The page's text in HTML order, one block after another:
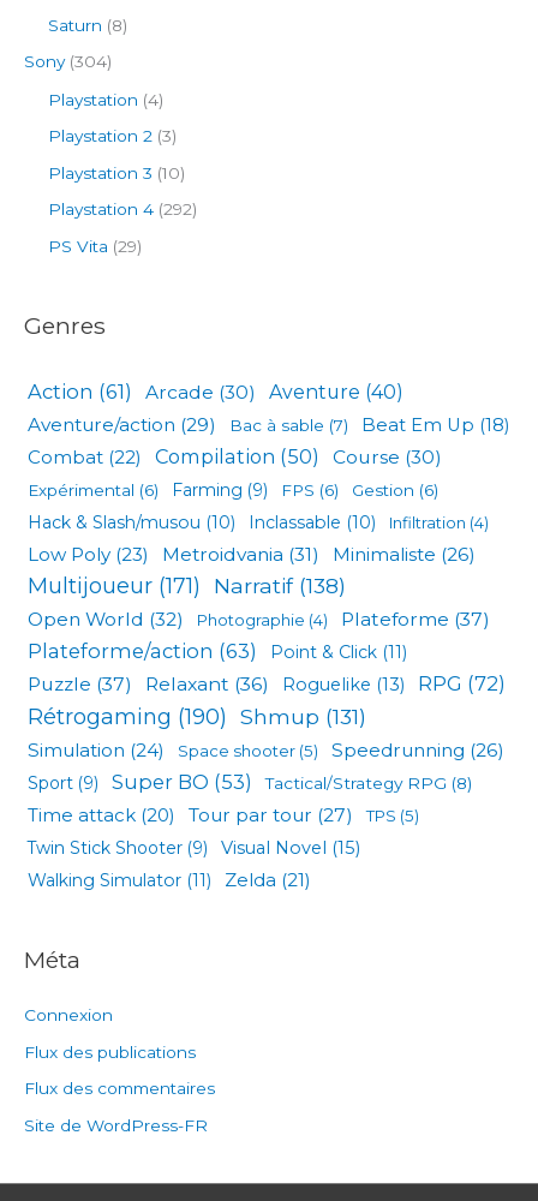
Saturn (8)
Sony(304)
Playstation (4)
Playstation 2 (3)
Playstation 3 (10)
Playstation 4 (292)
PS Vita (29)
Genres
Action (61) Arcade (30) Aventure (40)
Aventure/action (29) Bac à sable (7) Beat Em Up (18)
Combat (22) Compilation (50) Course (30)
Expérimental (6) Farming (9) FPS (6) Gestion (6)
Hack & Slash/musou (10) Inclassable (10) Infiltration (4)
Low Poly (23) Metroidvania (31) Minimaliste (26)
Multijoueur (171) Narratif(138)
Open World (32) Photographie (4) Plateforme (37)
Plateforme/action (63) Point & Click (11)
Puzzle (37) Relaxant (36) Roguelike (13) RPG (72)
Rétrogaming (190) Shmup (131)
Simulation (24) Space shooter (5) Speedrunning (26)
Sport (9) Super BO (53) Tactical/Strategy RPG (8)
Time attack (20) Tour par tour (27) TPS (5)
Twin Stick Shooter (9) Visual Novel (15)
Walking Simulator (11) Zelda (21)
Méta
Connexion
Flux des publications
Flux des commentaires
Site de WordPress-FR